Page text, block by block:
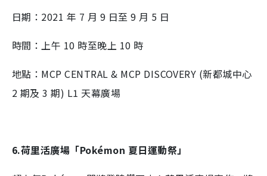
日期：2021 年 7 月 9 日至 9 月 5 日
時間：上午 10 時至晚上 10 時
地點：MCP CENTRAL & MCP DISCOVERY (新都城中心
2 期及 3 期) L1 天幕廣場
6.荷里活廣場「Pokémon 夏日運動祭」